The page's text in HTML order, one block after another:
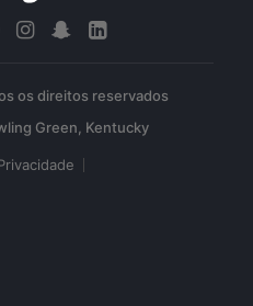
os direitos reservados